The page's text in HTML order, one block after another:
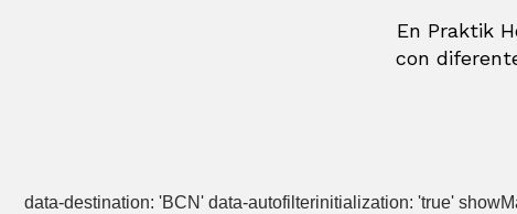
En Praktik
con
data-destination: 'BCN' data-autofilterinitialization: 'true'